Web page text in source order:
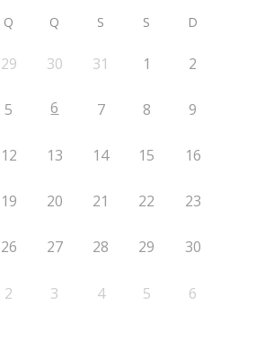
Q Q S S D
29 30 31 1 2
5 6 7 8 9
12 13 14 15 16
19 20 21 22 23
26 27 28 29 30
2 3 4 5 6